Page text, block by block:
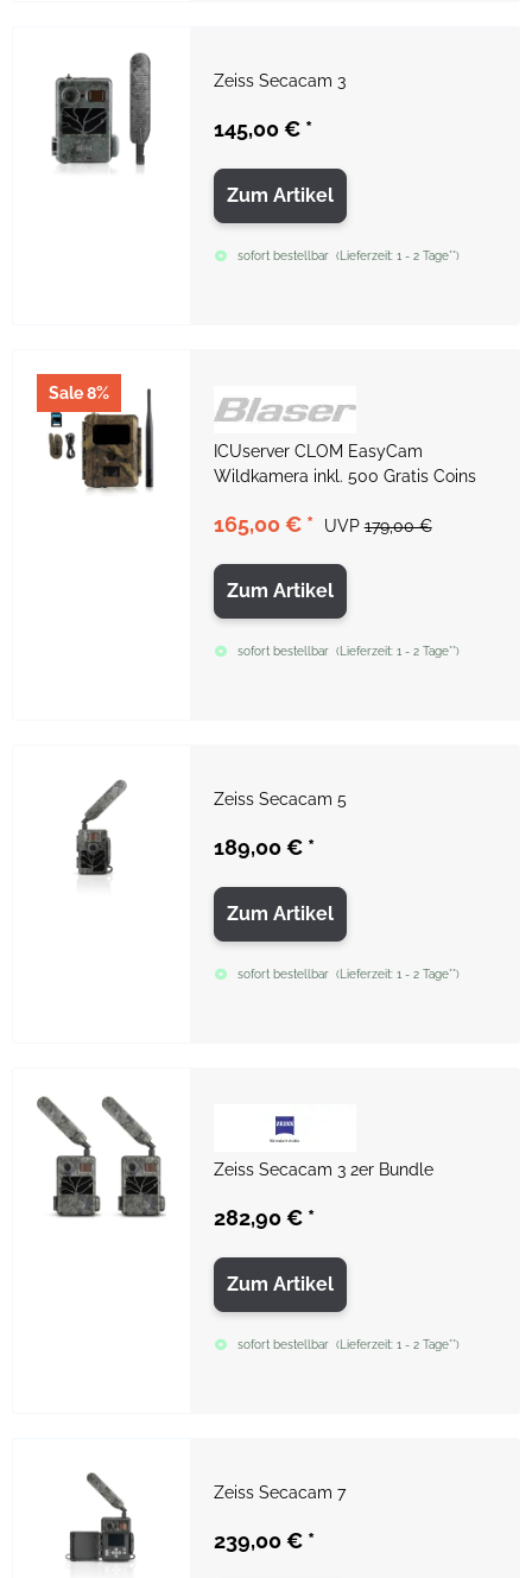
Zeiss Secacam 3
145,00 € *
Zum Artikel
sofort bestellbar ( Lieferzeit:1 - 2 Tage**)
Sale 8%
ICUserver CLOM EasyCam
Wildkamera inkl. 500 Gratis Coins
165,00 € * UVP 179,00 €
Zum Artikel
sofort bestellbar ( Lieferzeit:1 - 2 Tage**)
Zeiss Secacam 5
189,00 € *
Zum Artikel
sofort bestellbar ( Lieferzeit:1 - 2 Tage**)
Zeiss Secacam 3 2er Bundle
282,90 € *
Zum Artikel
sofort bestellbar ( Lieferzeit:1 - 2 Tage**)
Zeiss Secacam 7
239,00 € *